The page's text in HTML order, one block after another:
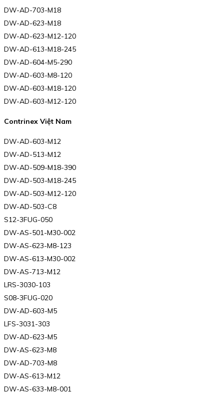
DW-AD-703-M18
DW-AD-623-M18
DW-AD-623-M12-120
DW-AD-613-M18-245
DW-AD-604-M5-290
DW-AD-603-M8-120
DW-AD-603-M18-120
DW-AD-603-M12-120
Contrinex Việt Nam
DW-AD-603-M12
DW-AD-513-M12
DW-AD-509-M18-390
DW-AD-503-M18-245
DW-AD-503-M12-120
DW-AD-503-C8
S12-3FUG-050
DW-AS-501-M30-002
DW-AS-623-M8-123
DW-AS-613-M30-002
DW-AS-713-M12
LRS-3030-103
S08-3FUG-020
DW-AD-603-M5
LFS-3031-303
DW-AD-623-M5
DW-AS-623-M8
DW-AD-703-M8
DW-AS-613-M12
DW-AS-633-M8-001